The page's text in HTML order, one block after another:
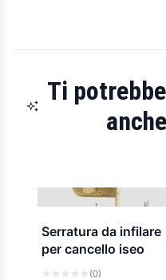
Ti
Serratura da infilare
per cancello iseo
(0)